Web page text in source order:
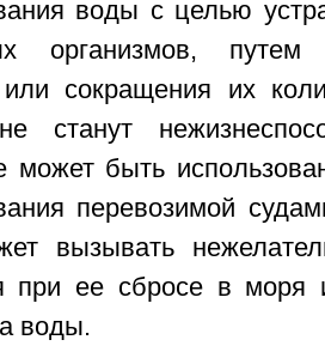
воды с целью
организмов, путем
или сокращения их
станут
может быть
перевозимой
вызывать
при ее сбросе в моря
воды.